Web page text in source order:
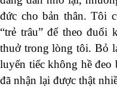
đức cho bản thân. Tôi
“trẻ trâu” để theo đuổi
thuở trong lòng tôi. Bỏ
luyến tiếc không hề
đã nhận lại được thật